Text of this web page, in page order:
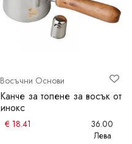
Восъчни Основи
Канче за топене за восък от
инокс
€ 18.41
36.00
Лева